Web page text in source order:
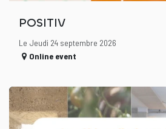
POSITIV
Le Jeudi 24 septembre 2026
Online event